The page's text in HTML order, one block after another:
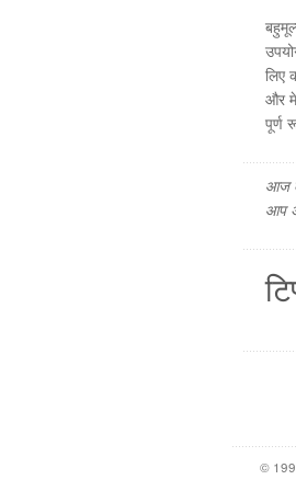
लिए
और
पूर्ण
आज
आप
©